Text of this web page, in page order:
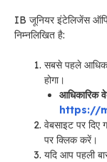
IB जूनियर इंटेलिजेंस
निम्नलिखित है:
सबसे पहले
होगा।
आधिकारिक
https://
वेबसाइट पर
पर क्लिक करें।
यदि आप पहली